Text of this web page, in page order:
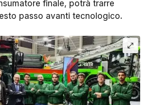
finale, potrà trarre
passo avanti tecnologico.